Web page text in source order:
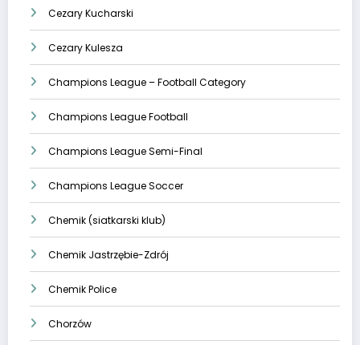
Cezary Kucharski
Cezary Kulesza
Champions League – Football Category
Champions League Football
Champions League Semi-Final
Champions League Soccer
Chemik (siatkarski klub)
Chemik Jastrzębie-Zdrój
Chemik Police
Chorzów